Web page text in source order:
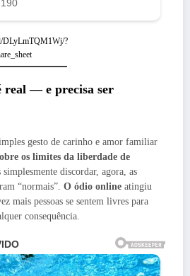
DLyLmTQM1Wj/?
:
⚠️
de
Filha
de
Ana
Paula
Siebert
e
é
atacada
real — e precisa ser
gesto de carinho e amor familiar
os limites da liberdade de
simplesmente discordar, agora, as
“normais”. O ódio online atingiu
mais pessoas se sentem livres para
consequência.